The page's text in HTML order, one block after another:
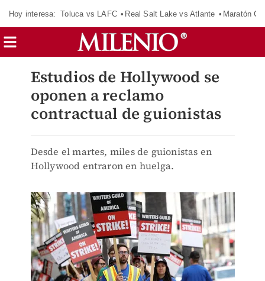
Hoy interesa: Toluca vs LAFC Real Salt Lake vs Atlante Maratón
Estudios de Hollywood se
oponen a reclamo
contractual de guionistas
Desde el martes, miles de guionistas en
Hollywood entraron en huelga.